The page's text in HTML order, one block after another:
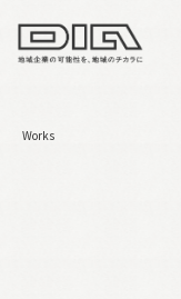
Works